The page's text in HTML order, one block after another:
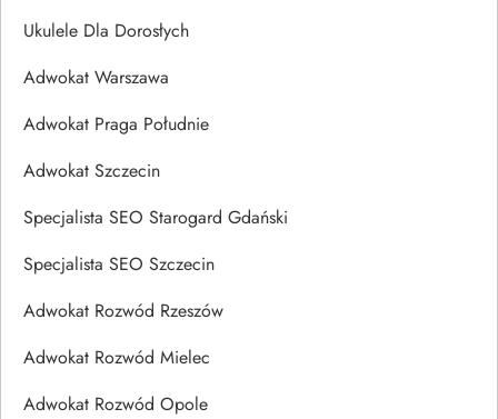
Ukulele Dla Dorosłych
Adwokat Warszawa
Adwokat Praga Południe
Adwokat Szczecin
Specjalista SEO Starogard Gdański
Specjalista SEO Szczecin
Adwokat Rozwód Rzeszów
Adwokat Rozwód Mielec
Adwokat Rozwód Opole